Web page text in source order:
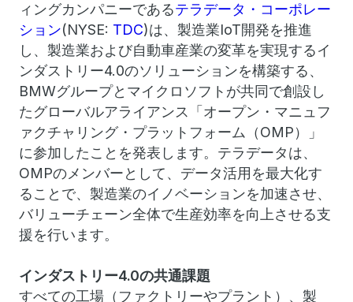
ィングカンパニーであるテラデータ・コーポレー
ション(NYSE: TDC)は、製造業IoT開発を推進
し、製造業および自動車産業の変革を実現するイ
ンダストリー4.0のソリューションを構築する、
BMWグループとマイクロソフトが共同で創設し
たグローバルアライアンス「オープン・マニュフ
ァクチャリング・プラットフォーム（OMP）」
に参加したことを発表します。テラデータは、
OMPのメンバーとして、データ活用を最大化す
ることで、製造業のイノベーションを加速させ、
バリューチェーン全体で生産効率を向上させる支
援を行います。
インダストリー4.0の共通課題
すべての工場（ファクトリーやプラント）、製